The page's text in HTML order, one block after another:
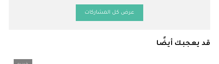
عرض كل المشاركات
قد يعجبك أيضًا